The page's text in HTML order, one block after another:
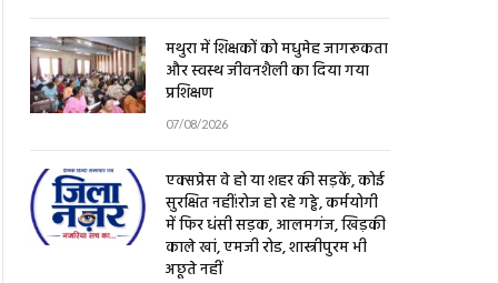
मथुरा में शिक्षकों को मधुमेह जागरूकता
और स्वस्थ जीवनशैली का दिया गया
प्रशिक्षण
07/08/2026
एक्सप्रेस वे हो या शहर की सड़कें, कोई
सुरक्षित नहीं!रोज हो रहे गड्ढे, कर्मयोगी
में फिर धंसी सड़क, आलमगंज, खिड़की
काले खां, एमजी रोड, शास्त्रीपुरम भी
अछूते नहीं